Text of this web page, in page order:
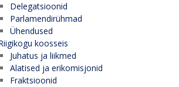
Delegatsioonid
Parlamendirühmad
Ühendused
koosseis
Juhatus ja liikmed
Alatised ja erikomisjonid
Fraktsioonid